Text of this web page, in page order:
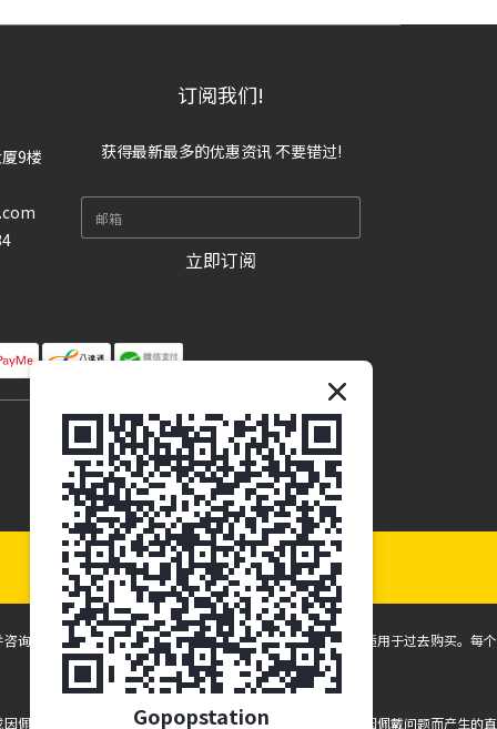
9楼
订阅我们!
获得最新最多的优惠资讯 不要错过!
立即订阅
询眼保健专业人员。所有折扣和促销仅适用于未来购买，不适用于过去购买。每个
佩戴而产生的任何眼睛健康问题，本公司一概不负责。所有因佩戴问题而产生的直
Gopopstation